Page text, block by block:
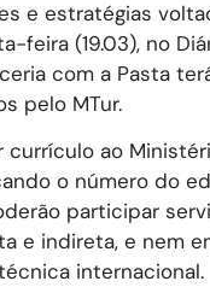
e estratégias
feira (19.03), no
com a Pasta
pelo MTur.
ao
o número do
participar
e indireta, e nem
internacional.